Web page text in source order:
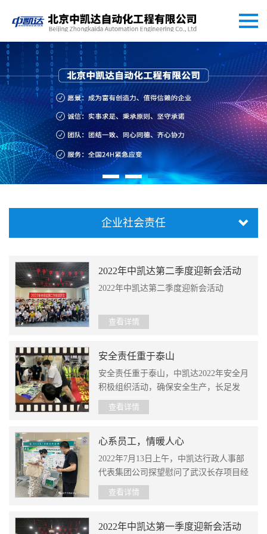
企业社会责任
2022年中凯达第二季度迎新会活动
2022年中凯达第二季度迎新会活动
查看详情
安全责任重于泰山
安全责任重于泰山，中凯达2022年安全月
积极组织活动，确保安全生产，长足发
展！
查看详情
心系员工，情暖人心
2022年7月13日上午，中凯达行政人事部
代表集团公司探望慰问了武汉长存项目经
理薛希成及其生育家属，祝贺他再次晋级
为伟大父亲、家庭增加新成员，并送上公
查看详情
2022年中凯达第一季度迎新会活动